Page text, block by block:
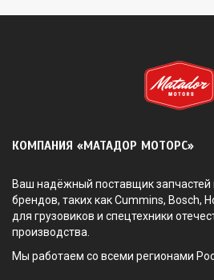
КОМПАНИЯ «МАТАДОР МОТОРС»
Ваш надёжный поставщик
брендов, таких как Cummins, Bosch,
для грузовиков и спецтехники
производства.
Мы работаем со всеми регионами